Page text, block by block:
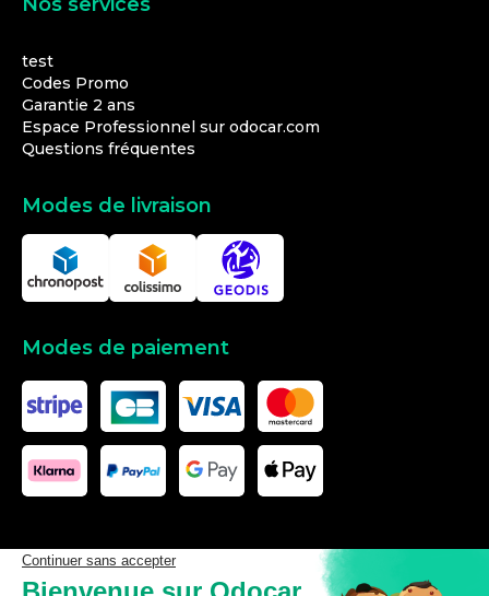
test
Codes Promo
Garantie 2 ans
Espace Professionnel sur odocar.com
Questions fréquentes
Modes de livraison
Modes de paiement
Les données affichées ici, particulièrement la base de donnée